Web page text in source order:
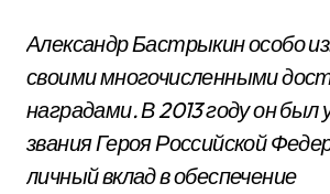
Александр Бастрыкин особо
своими многочисленными
наградами. В 2013 году он был
звания Героя Российской
личный вклад в обеспечение